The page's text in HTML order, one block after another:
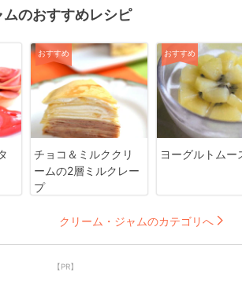
のおすすめレシピ
おすすめ
チョコ＆ミルククリ
ームの2層ミルクレー
プ
おすすめ
ヨーグルトムー
クリーム・ジャムのカテゴリへ
【PR】